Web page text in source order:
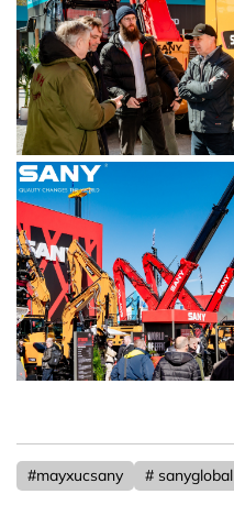
#mayxucsany # sanyglobal